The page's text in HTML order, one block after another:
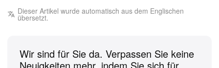
ein kraftvolles amerikanisches Symbol neu
interpretiert: Der Special-Edition-Sneaker würdigt
auch die bewegte Geschichte des Modells selbst.
Die Nike Air Force 1 hat sich längst von ihren
Dieser Artikel wurde automatisch aus dem Englischen
übersetzt.
Wir sind für Sie da. Verpassen Sie keine